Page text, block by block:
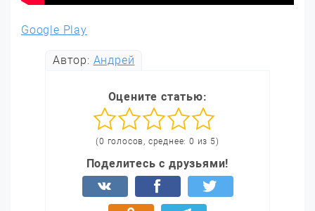
Google Play
Автор: Андрей
Оцените статью:
(0 голосов, среднее: 0 из 5)
Поделитесь с друзьями!